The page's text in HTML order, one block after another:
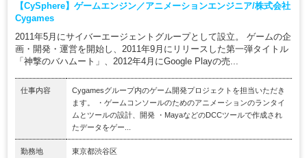
【CySphere】ゲームエンジン／アニメーションエンジニア/株式会社
Cygames
2011年5月にサイバーエージェントグループとして設立。 ゲームの企
画・開発・運営を開始し、2011年9月にリリースした第一弾タイトル
「神撃のバハムート」、2012年4月にGoogle Playの売...
仕事内容
Cygamesグループ内のゲーム開発プロジェクトを担当いただき
ます。 ・ゲームコンソールのためのアニメーションのランタイ
ムとツールの設計、開発 ・MayaなどのDCCツールで作成され
たデータをゲー...
勤務地 東京都渋谷区